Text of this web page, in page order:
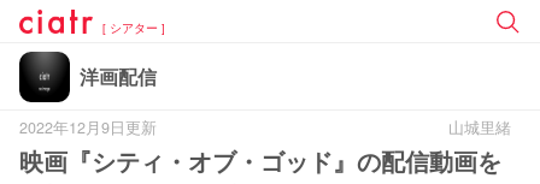
[ シアター ]
洋画配信
2022年12月9日更新 山城里緒
映画『シティ・オブ・ゴッド』の配信動画を